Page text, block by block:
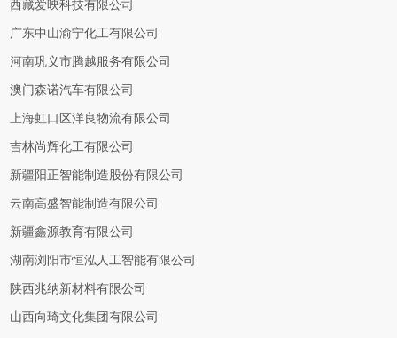
西藏爱映科技有限公司
广东中山渝宁化工有限公司
河南巩义市腾越服务有限公司
澳门森诺汽车有限公司
上海虹口区洋良物流有限公司
吉林尚辉化工有限公司
新疆阳正智能制造股份有限公司
云南高盛智能制造有限公司
新疆鑫源教育有限公司
湖南浏阳市恒泓人工智能有限公司
陕西兆纳新材料有限公司
山西向琦文化集团有限公司